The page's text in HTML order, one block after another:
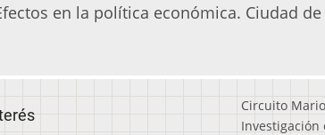
en la política económica. Ciudad de
Circuito
Investigación